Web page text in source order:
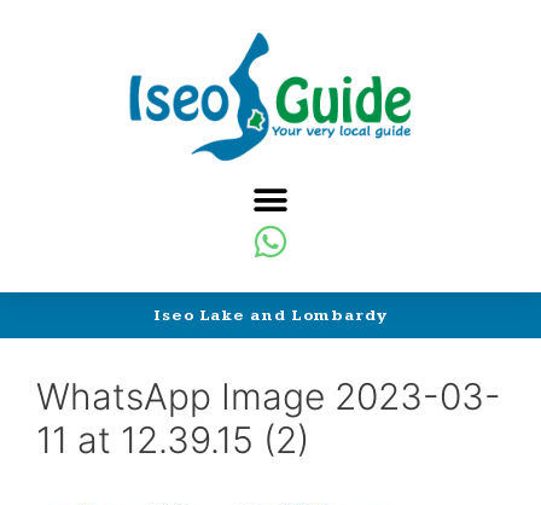
Iseo Lake and Lombardy
WhatsApp Image 2023-03-
11 at 12.39.15 (2)